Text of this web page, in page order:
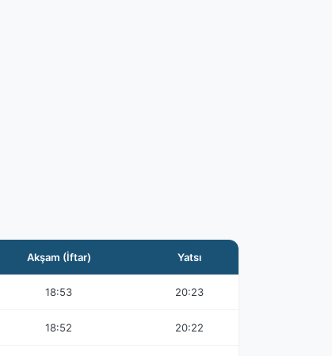
Akşam (İftar) Yatsı
18:53 20:23
18:52 20:22